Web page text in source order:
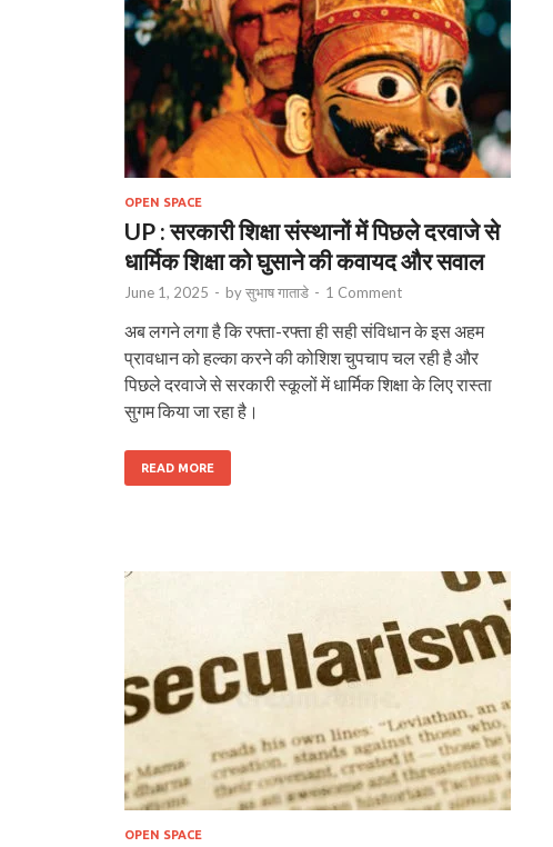
OPEN SPACE
UP : सरकारी शिक्षा संस्थानों में पिछले दरवाजे से
धार्मिक शिक्षा को घुसाने की कवायद और सवाल
June 1, 2025 - byसुभाष गाताडे - 1 Comment
अब लगने लगा है कि रफ्ता-रफ्ता ही सही संविधान के इस अहम
प्रावधान को हल्का करने की कोशिश चुपचाप चल रही है और
पिछले दरवाजे से सरकारी स्कूलों में धार्मिक शिक्षा के लिए रास्ता
सुगम किया जा रहा है।
READ MORE
OPEN SPACE